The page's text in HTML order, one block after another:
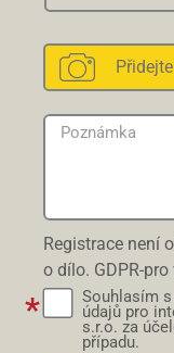
Registrace není
o dílo. GDPR-
Souhlasím
údajů pro
s.r.o. za
případu.